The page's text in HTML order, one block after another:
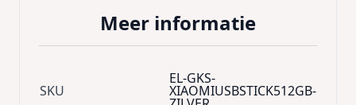
telefoon/computer / camera / drone /
navigator
play, hot swap
Meer informatie
SKU
EL-GKS-
XIAOMIUSBSTICK512GB-